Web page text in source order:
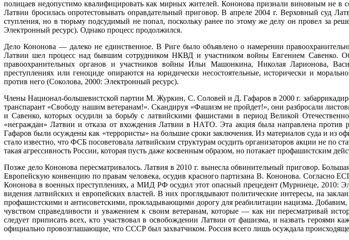
полицаев недопустимо квалифицировать как мирных жителей. Кононова признали виновным не в
Латвии бросилась опротестовывать оправдательный приговор. В апреле 2004 г. Верховный
ступления, но в тюрьму подсудимый не попал, поскольку ранее по этому же делу он провел за
Электронный ресурс). Однако процесс продолжился.
Дело Кононова — далеко не единственное. В Риге было объявлено о намерении
Латвии шел процесс над бывшим сотрудником НКВД и участником войны Евгением Савенко.
правоохранительных органов и участников войны Ильи Машонкина, Нико­лая Ларионова,
преступлениях или геноциде опираются на юриди­чески несостоятельные, исторически и
против него (Соколова, 2000: Электронный ресурс).
Члены Национал-большевистской партии М. Журкин, С. Соловей и Д. Гафаров в 2000 г.
транспарант «Свободу нашим ветеранам!». Скандируя «Фашизм не пройдет!», они разбросали
и Савенко, которых осудили за борьбу с латвийскими фашистами в период Великой
«неграждан» Латвии и отказа от вхождения Латвии в НАТО. Эта акция была направлена
Гафаров были осуждены как «террористы» на большие сроки за­ключения. Из материалов суда и из
стало известно, что ФСБ посоветовала латвийским структурам осудить организаторов акции не по
такая агрессивность России, которая пусть даже косвенным образом, но потакает профашистским
Позже дело Кононова пересматривалось. Латвия в 2010 г. вынесла об­винительный приговор.
Европейскую конвенцию по правам человека, осудив красного партизана В. Кононова. Согласно
Кононова в военных преступлениях, а МИД РФ осудил этот опасный прецедент (Мурниеце, 2010:
видения латвийских и европей­ских властей. В них проглядывают политические интересы, на
профашистскими и антисоветскими, прокладывающими дорогу для реабилитации нацизма. Добавим,
чувством справедливости и уважением к своим ветеранам, которые — как ни пересматривай
следует приписать всех, кто участвовал в освобождении Латвии от фа­шизма, и назвать героями
официально провозглашающие, что СССР был захватчиком. Россия всего лишь осуждала